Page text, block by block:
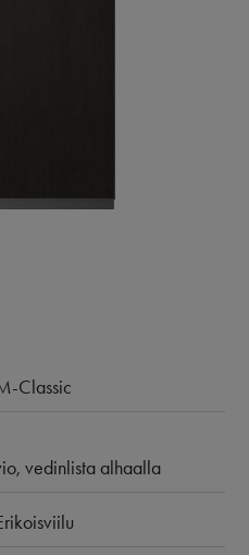
Classic
vedinlista alhaalla